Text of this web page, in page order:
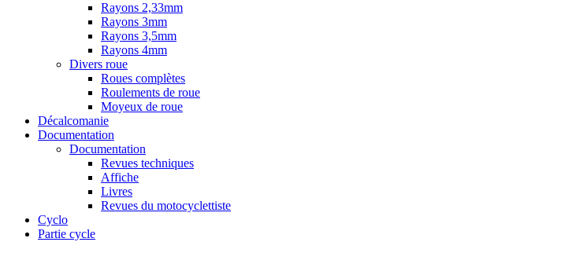
Rayons 2,33mm
Rayons 3mm
Rayons 3,5mm
Rayons 4mm
Divers roue
Roues complètes
Roulements de roue
Moyeux de roue
Décalcomanie
Documentation
Documentation
Revues techniques
Affiche
Livres
Revues du motocyclettiste
Cyclo
Partie cycle